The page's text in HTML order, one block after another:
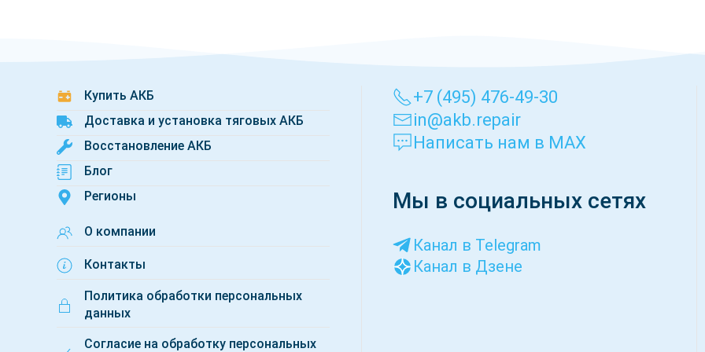
Купить АКБ
Доставка и установка тяговых АКБ
Восстановление АКБ
Блог
Регионы
О компании
Контакты
Политика обработки персональных
данных
Согласие на обработку персональных
+7 (495) 476-49-30
in@akb.repair
Написать нам в MAX
Мы в социальных сетях
Канал в Telegram
Канал в Дзене